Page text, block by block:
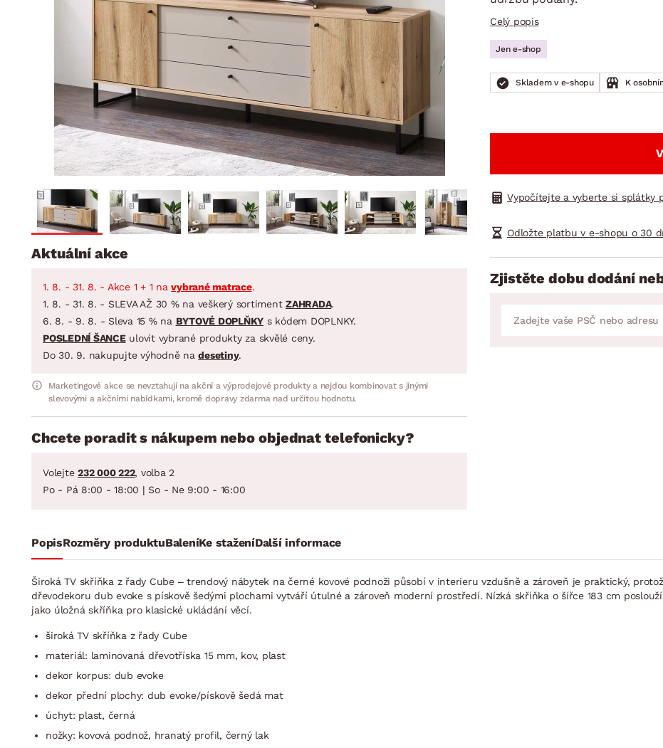
Dětský pokoj
Předsíň, šatna a chodba
Kuchyně
Koupelna
Zahrada
Domácnost
BYTOVÝ TEXTIL
Závěsy a žaluzie
Zobrazit vše
STOLOVÁNÍ A VAŘENÍ
Příbory
Hrnce
Pánve
Zobrazit vše
DOMÁCÍ SPOTŘEBIČE ZAHRADNÍ
VELIKONOCE
Koupelnové sestavy
Jídelní sestavy
Zahradní sestavy
Celý popis
Jen e-shop
Skladem v e-shopu K
Vypočítejte a vyberte si splátky
Odložte platbu v e-shopu o 30
Zjistěte dobu dodání
Aktuální akce
1. 8. - 31. 8. - Akce 1 + 1 navybrané matrace.
1. 8. - 31. 8. - SLEVA AŽ 30 % na veškerý sortiment ZAHRADA.
6. 8. - 9. 8. - Sleva 15 % na BYTOVÉ DOPLŇKY s kódem DOPLNKY.
POSLEDNÍ ŠANCEulovit vybrané produkty za skvělé ceny.
Do 30. 9. nakupujte výhodně nadesetiny.
Marketingové akce se nevztahují na akční a výprodejové produkty a nejdou kombinovat s jinými
slevovými a akčními nabídkami, kromě dopravy zdarma nad určitou hodnotu.
Chcete poradit s nákupem nebo objednat telefonicky?
Volejte 232 000 222, volba 2
Po - Pá 8:00 - 18:00 | So - Ne 9:00 - 16:00
PopisRozměry produktuBaleníKe staženíDalší informace
Široká TV skříňka z řady Cube – trendový nábytek na černé kovové podnoži působí v interieru vzdušně a zároveň je praktický,
dřevodekoru dub evoke s pískově šedými plochami vytváří útulné a zároveň moderní prostředí. Nízká skříňka o šířce 183 cm
jako úložná skříňka pro klasické ukládání věcí.
široká TV skříňka z řady Cube
materiál: laminovaná dřevotříska 15 mm, kov, plast
dekor korpus: dub evoke
dekor přední plochy: dub evoke/pískově šedá mat
úchyt: plast, černá
nožky: kovová podnož, hranatý profil, černý lak